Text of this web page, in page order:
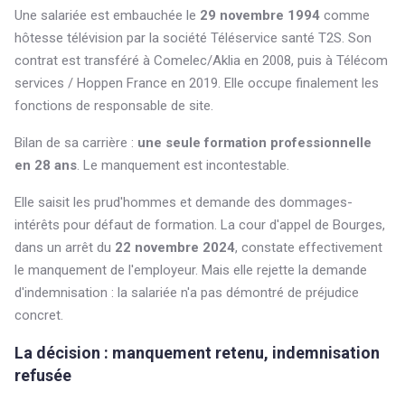
Une salariée est embauchée le 29 novembre 1994 comme
hôtesse télévision par la société Téléservice santé T2S. Son
contrat est transféré à Comelec/Aklia en 2008, puis à Télécom
services / Hoppen France en 2019. Elle occupe finalement les
fonctions de responsable de site.
Bilan de sa carrière : une seule formation professionnelle
en 28 ans. Le manquement est incontestable.
Elle saisit les prud'hommes et demande des dommages-
intérêts pour défaut de formation. La cour d'appel de Bourges,
dans un arrêt du 22 novembre 2024, constate effectivement
le manquement de l'employeur. Mais elle rejette la demande
d'indemnisation : la salariée n'a pas démontré de préjudice
concret.
La décision : manquement retenu, indemnisation
refusée